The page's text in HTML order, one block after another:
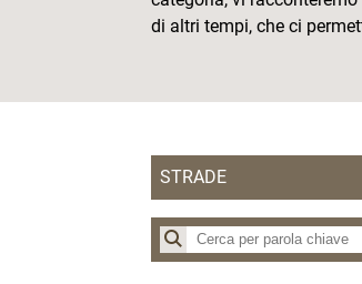
di altri tempi, che ci
STRADE
Strada del Vino
Strada dei Formaggi